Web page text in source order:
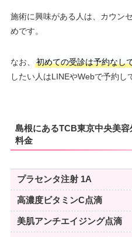
施術に興味がある人は、カウン
めです。
なお、 初めての受診は予約なし
したい人はLINEやWebで予約し
島根にあるTCB東京中央美
料金
プラセンタ注射 1A
高濃度ビタミンC点滴
美肌アンチエイジング点滴